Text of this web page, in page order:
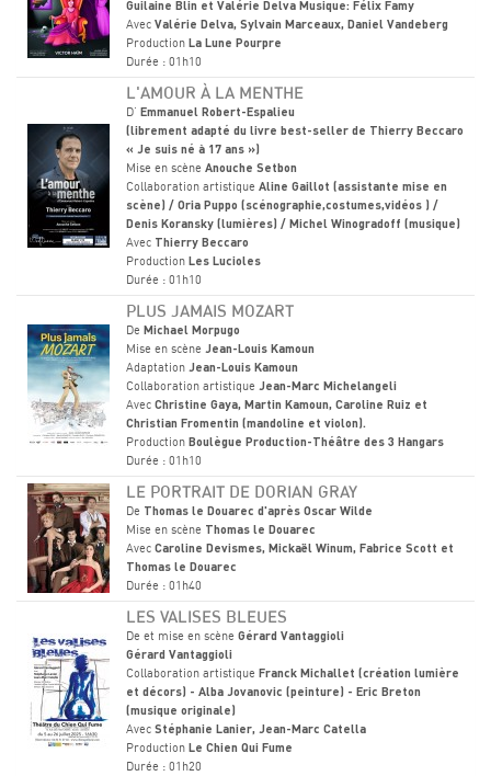
Guilaine Blin et Valérie Delva Musique: Félix Famy
Avec Valérie Delva, Sylvain Marceaux, Daniel Vandeberg
Production La Lune Pourpre
Durée : 01h10
L'AMOUR À LA MENTHE
D' Emmanuel Robert-Espalieu
(librement adapté du livre best-seller de Thierry Beccaro
« Je suis né à 17 ans »)
Mise en scène Anouche Setbon
Collaboration artistique Aline Gaillot (assistante mise en
scène) / Oria Puppo (scénographie,costumes,vidéos ) /
Denis Koransky (lumières) / Michel Winogradoff (musique)
Avec Thierry Beccaro
Production Les Lucioles
Durée : 01h10
PLUS JAMAIS MOZART
De Michael Morpugo
Mise en scène Jean-Louis Kamoun
Adaptation Jean-Louis Kamoun
Collaboration artistique Jean-Marc Michelangeli
Avec Christine Gaya, Martin Kamoun, Caroline Ruiz et
Christian Fromentin (mandoline et violon).
Production Boulègue Production-Théâtre des 3 Hangars
Durée : 01h10
LE PORTRAIT DE DORIAN GRAY
De Thomas le Douarec d'après Oscar Wilde
Mise en scène Thomas le Douarec
Avec Caroline Devismes, Mickaël Winum, Fabrice Scott et
Thomas le Douarec
Durée : 01h40
LES VALISES BLEUES
De et mise en scène Gérard Vantaggioli
Gérard Vantaggioli
Collaboration artistique Franck Michallet (création lumière
et décors) - Alba Jovanovic (peinture) - Eric Breton
(musique originale)
Avec Stéphanie Lanier, Jean-Marc Catella
Production Le Chien Qui Fume
Durée : 01h20